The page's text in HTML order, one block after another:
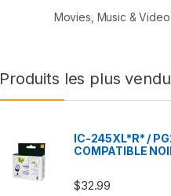
Movies, Music &
Produits les plus
IC-245XL*R* /
COMPATIBLE
$32.99